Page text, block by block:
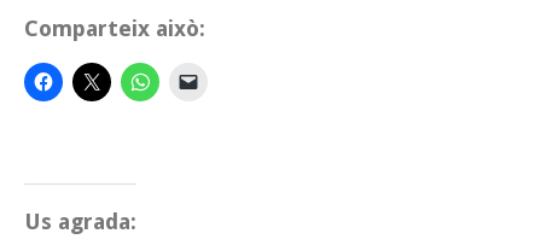
Comparteix això:
Us agrada: